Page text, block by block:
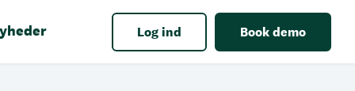
Log ind Book demo